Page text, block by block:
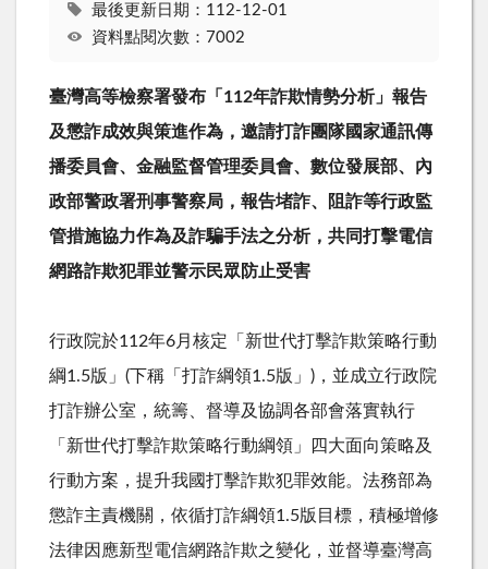
最後更新日期：112-12-01
資料點閱次數：7002
臺灣高等檢察署發布「 112年詐欺情勢分析」報告
及懲詐成效與策進作為，邀請打詐團隊國家通訊傳
播委員會、金融監督管理委員會、數位發展部、內
政部警政署刑事警察局，報告堵詐、阻詐等行政監
管措施協力作為及詐騙手法之分析，共同打擊電信
網路詐欺犯罪並警示民眾防止受害
行政院於112年6月核定「新世代打擊詐欺策略行動
綱1.5版」 (下稱「打詐綱領1.5版」 ) ，並成立行政院
打詐辦公室，統籌、督導及協調各部會落實執行
「新世代打擊詐欺策略行動綱領」四大面向策略及
行動方案，提升我國打擊詐欺犯罪效能。法務部為
懲詐主責機關，依循打詐綱領1.5版目標，積極增修
法律因應新型電信網路詐欺之變化，並督導臺灣高